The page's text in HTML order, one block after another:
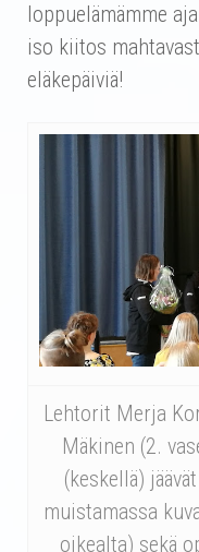
loppuelämämme
iso kiitos
eläkepäiviä!
Lehtorit Merja
Mäkinen (2.
(keskellä)
muistamassa
oikealta) sekä